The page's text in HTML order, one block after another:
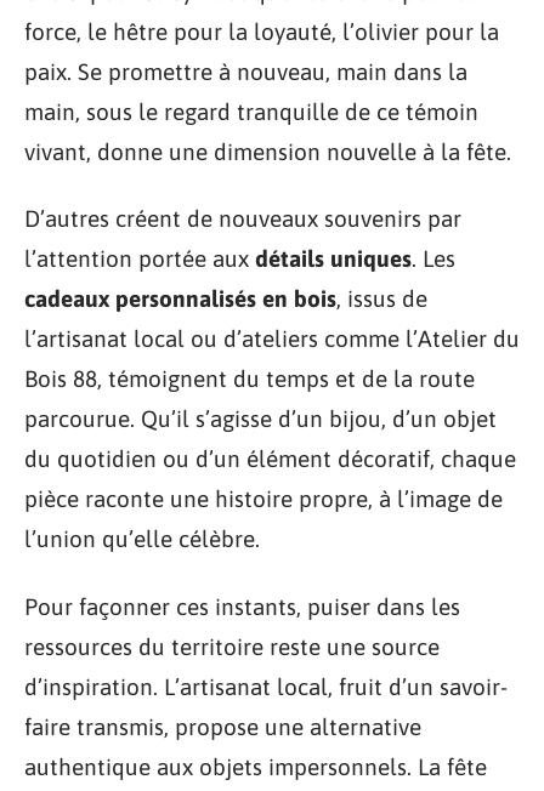
force, le hêtre pour la loyauté, l’olivier pour la
paix. Se promettre à nouveau, main dans la
main, sous le regard tranquille de ce témoin
vivant, donne une dimension nouvelle à la fête.
D’autres créent de nouveaux souvenirs par
l’attention portée aux détails uniques. Les
cadeaux personnalisés en bois, issus de
l’artisanat local ou d’ateliers comme l’Atelier du
Bois 88, témoignent du temps et de la route
parcourue. Qu’il s’agisse d’un bijou, d’un objet
du quotidien ou d’un élément décoratif, chaque
pièce raconte une histoire propre, à l’image de
l’union qu’elle célèbre.
Pour façonner ces instants, puiser dans les
ressources du territoire reste une source
d’inspiration. L’artisanat local, fruit d’un savoir-
faire transmis, propose une alternative
authentique aux objets impersonnels. La fête